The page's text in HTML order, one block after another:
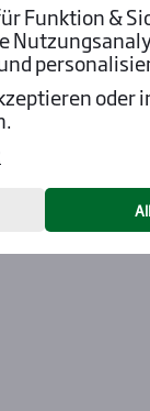
Funktion &
oder